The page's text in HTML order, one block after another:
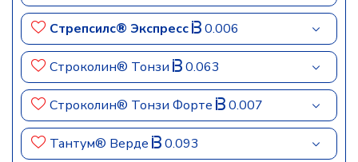
Стрепсилс® Экспресс 0.006
Строколин® Тонзи 0.063
Строколин® Тонзи Форте 0.007
Тантум® Верде 0.093